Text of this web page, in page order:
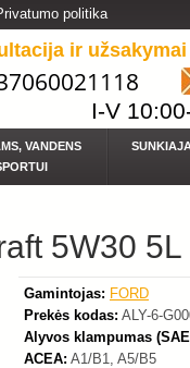
politika
ir
I-V
VANDENS
5W30 5L
-19%
Gamintojas: FORD
Prekės kodas: ALY-6-
Alyvos klampumas
ACEA: A1/B1, A5/B5